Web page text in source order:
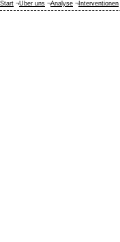
Start ¬Über uns ¬Analyse ¬ Interventionen